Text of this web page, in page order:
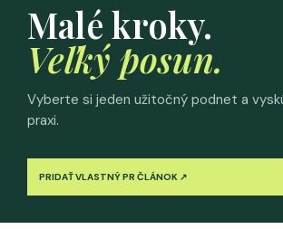
Malé kroky.
Veľký posun.
Vyberte si jeden užitočný podnet a
praxi.
PRIDAŤ VLASTNÝ PR ČLÁNOK ↗